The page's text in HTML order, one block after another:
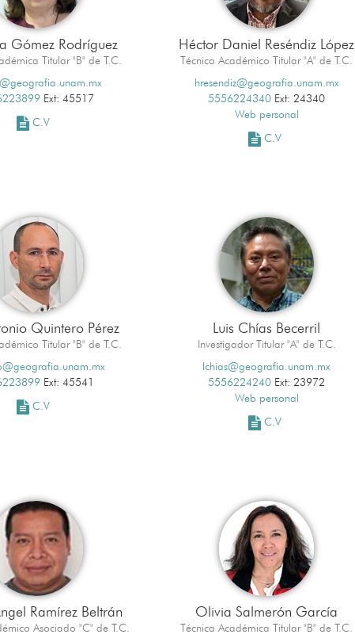
Gómez Rodríguez
Titular "B" de T.C.
Ext: 45517
C.V
Héctor Daniel Reséndiz López
Técnico Académico Titular "A" de T.C.
hresendiz@geografia.unam.mx
5556224340 Ext: 24340
Web personal
C.V
Quintero Pérez
Titular "B" de T.C.
Ext: 45541
C.V
Luis Chías Becerril
Investigador Titular "A" de T.C.
lchias@geografia.unam.mx
5556224240 Ext: 23972
Web personal
C.V
Ramírez Beltrán
Asociado "C" de T.C.
Olivia Salmerón García
Técnica Académica Titular "B" de T.C.